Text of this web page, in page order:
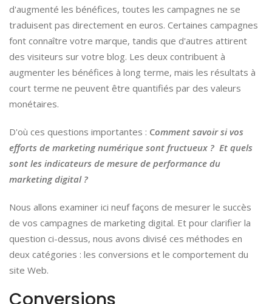
d'augmenté les bénéfices, toutes les campagnes ne se
traduisent pas directement en euros. Certaines campagnes
font connaître votre marque, tandis que d'autres attirent
des visiteurs sur votre blog. Les deux contribuent à
augmenter les bénéfices à long terme, mais les résultats à
court terme ne peuvent être quantifiés par des valeurs
monétaires.
D'où ces questions importantes : Comment savoir si vos
efforts de marketing numérique sont fructueux ? Et quels
sont les indicateurs de mesure de performance du
marketing digital ?
Nous allons examiner ici neuf façons de mesurer le succès
de vos campagnes de marketing digital. Et pour clarifier la
question ci-dessus, nous avons divisé ces méthodes en
deux catégories : les conversions et le comportement du
site Web.
Conversions